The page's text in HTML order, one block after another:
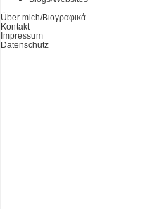
Über mich/Βιογραφικά
Kontakt
Impressum
Datenschutz